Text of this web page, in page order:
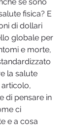
fisica? E
di dollari
globale per
e morte,
la salute
di pensare in
ci
e a cosa